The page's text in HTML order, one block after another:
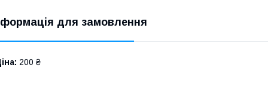
для замовлення
200 ₴